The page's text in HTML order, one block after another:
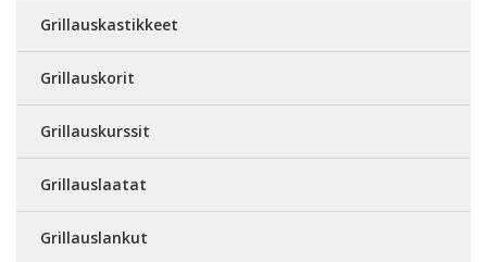
Grillauskastikkeet
Grillauskorit
Grillauskurssit
Grillauslaatat
Grillauslankut